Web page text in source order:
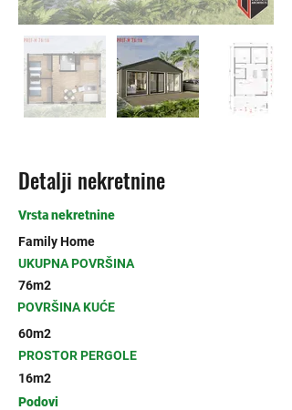
Detalji nekretnine
Vrsta nekretnine
Family Home
UKUPNA POVRŠINA
76m2
POVRŠINA KUĆE
60m2
PROSTOR PERGOLE
16m2
Podovi